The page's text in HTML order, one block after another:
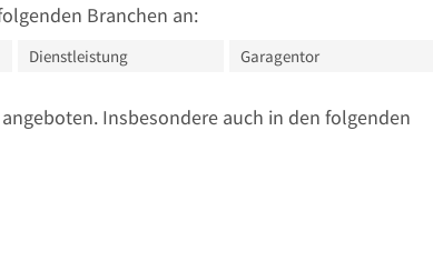
Branchen an:
Dienstleistung Garagentor
Insbesondere auch in den folgenden